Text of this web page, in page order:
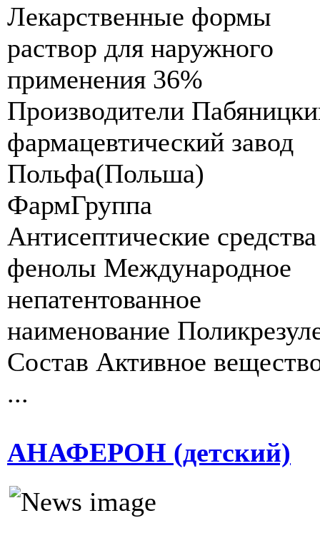
Лекарственные формы
раствор для наружного
применения 36%
Производители
фармацевтический завод
Польфа(Польша)
ФармГруппа
Антисептические
фенолы Международное
непатентованное
наименование
Состав Активное
...
АНАФЕРОН (детский)